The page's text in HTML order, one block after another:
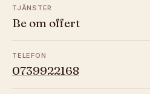
TJÄNSTER
Be om offert
TELEFON
0739922168